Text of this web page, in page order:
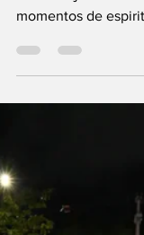
no dia
A Diocese de
dia 18 de julho de
Miguel Arcanjo. O
das 15h, na
deverá reunir
paróquias da
da região. A